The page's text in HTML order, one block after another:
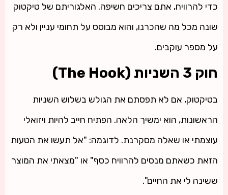
כדי להרוויח, אתם צריכים חשיפה. האלגוריתם של טיקטוק
שונה מכל מה שהכרנו, והוא מבוסס על תחומי עניין ולא רק
על מספר עוקבים.
חוק 3 השניות (The Hook)
בטיקטוק, אם לא תפסתם את הגולש בשלוש השניות
הראשונות, הוא ימשיך הלאה. הפתיח חייב להיות ויזואלי
עוצמתי או שאלה מסקרנת. לדוגמה: "אל תעשו את הטעות
הזאת כשאתם מנסים להרוויח כסף" או "מצאתי את המוצר
ששינה לי את החיים".